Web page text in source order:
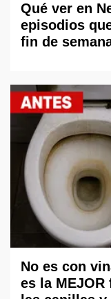
Qué ver en
episodios
fin de
No es con
es la